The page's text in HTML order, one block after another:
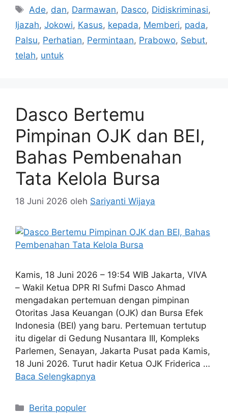
Tag
Ade, dan, Darmawan, Dasco, Didiskriminasi,
Ijazah, Jokowi, Kasus, kepada, Memberi, pada,
Palsu, Perhatian, Permintaan, Prabowo, Sebut,
telah, untuk
Dasco Bertemu
Pimpinan OJK dan BEI,
Bahas Pembenahan
Tata Kelola Bursa
18 Juni 2026 oleh Sariyanti Wijaya
Kamis, 18 Juni 2026 – 19:54 WIB Jakarta, VIVA
– Wakil Ketua DPR RI Sufmi Dasco Ahmad
mengadakan pertemuan dengan pimpinan
Otoritas Jasa Keuangan (OJK) dan Bursa Efek
Indonesia (BEI) yang baru. Pertemuan tertutup
itu digelar di Gedung Nusantara III, Kompleks
Parlemen, Senayan, Jakarta Pusat pada Kamis,
18 Juni 2026. Turut hadir Ketua OJK Friderica …
Baca Selengkapnya
Kategori
Berita populer